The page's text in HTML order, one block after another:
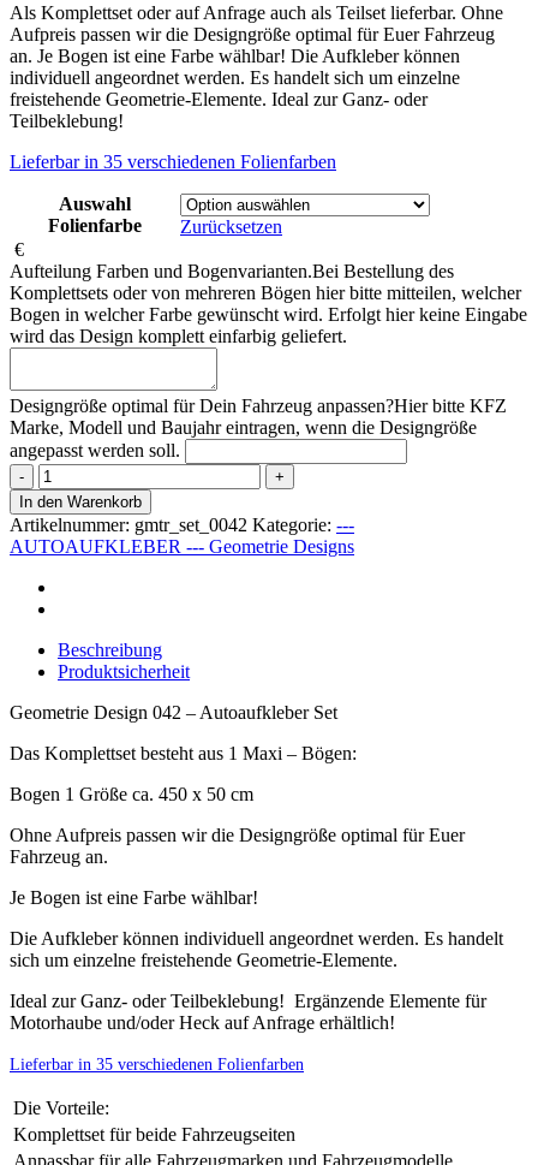
Als Komplettset oder auf Anfrage auch als Teilset lieferbar. Ohne
Aufpreis passen wir die Designgröße optimal für Euer Fahrzeug
an. Je Bogen ist eine Farbe wählbar! Die Aufkleber können
individuell angeordnet werden. Es handelt sich um einzelne
freistehende Geometrie-Elemente. Ideal zur Ganz- oder
Teilbeklebung!
Lieferbar in 35 verschiedenen Folienfarben
Auswahl
Folienfarbe
Zurücksetzen
€
Aufteilung Farben und Bogenvarianten.Bei Bestellung des
Komplettsets oder von mehreren Bögen hier bitte mitteilen, welcher
Bogen in welcher Farbe gewünscht wird. Erfolgt hier keine Eingabe
wird das Design komplett einfarbig geliefert.
Designgröße optimal für Dein Fahrzeug anpassen?Hier bitte KFZ
Marke, Modell und Baujahr eintragen, wenn die Designgröße
angepasst werden soll.
Geometrie
Design
042
-
Autoaufkleber
Set
Menge
In den Warenkorb
Artikelnummer: gmtr_set_0042 Kategorie: ---
AUTOAUFKLEBER --- Geometrie Designs
Beschreibung
Produktsicherheit
Geometrie Design 042 – Autoaufkleber Set
Das Komplettset besteht aus 1 Maxi – Bögen:
Bogen 1 Größe ca. 450 x 50 cm
Ohne Aufpreis passen wir die Designgröße optimal für Euer
Fahrzeug an.
Je Bogen ist eine Farbe wählbar!
Die Aufkleber können individuell angeordnet werden. Es handelt
sich um einzelne freistehende Geometrie-Elemente.
Ideal zur Ganz- oder Teilbeklebung! Ergänzende Elemente für
Motorhaube und/oder Heck auf Anfrage erhältlich!
Lieferbar in 35 verschiedenen Folienfarben
Die Vorteile:
Komplettset für beide Fahrzeugseiten
Anpassbar für alle Fahrzeugmarken und Fahrzeugmodelle